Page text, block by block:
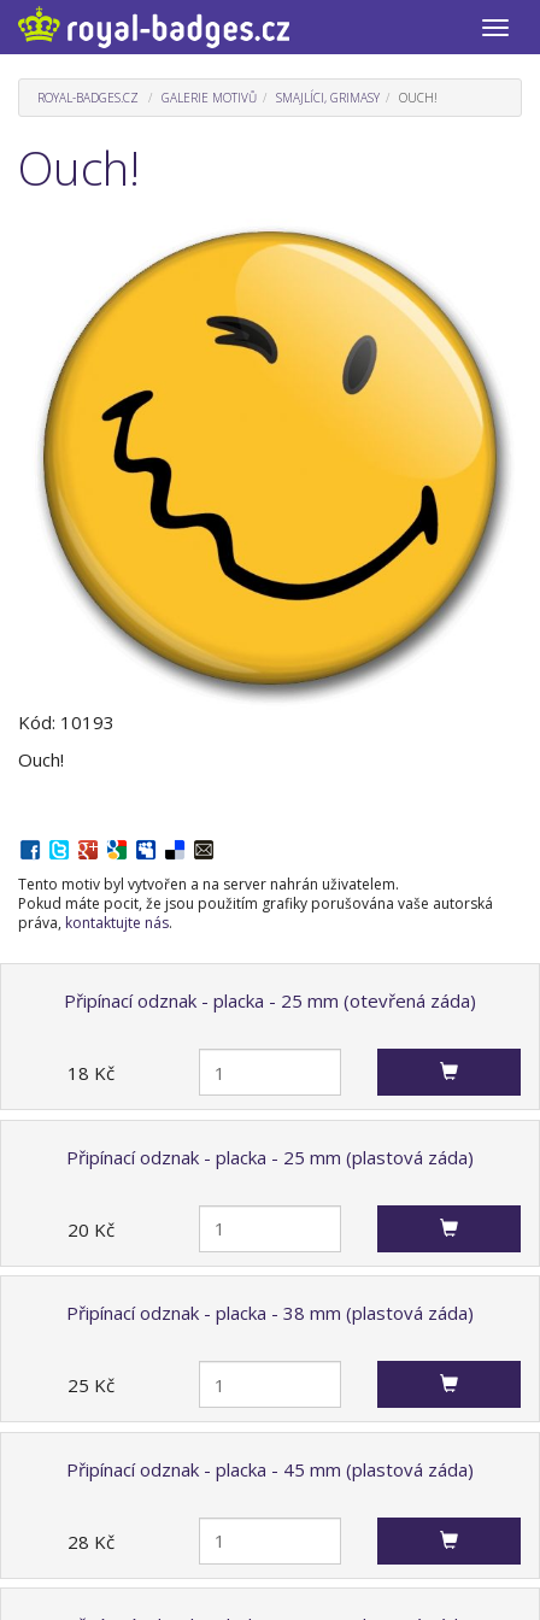
Toggle
ROYAL-BADGES.CZ GALERIE MOTIVŮ SMAJLÍCI, GRIMASY OUCH!
Ouch!
Kód: 10193
Ouch!
Tento motiv byl vytvořen a na server nahrán uživatelem.
Pokud máte pocit, že jsou použitím grafiky porušována vaše autorská
práva, kontaktujte nás.
Připínací odznak - placka - 25 mm (otevřená záda)
18 Kč
Připínací odznak - placka - 25 mm (plastová záda)
20 Kč
Připínací odznak - placka - 38 mm (plastová záda)
25 Kč
Připínací odznak - placka - 45 mm (plastová záda)
28 Kč